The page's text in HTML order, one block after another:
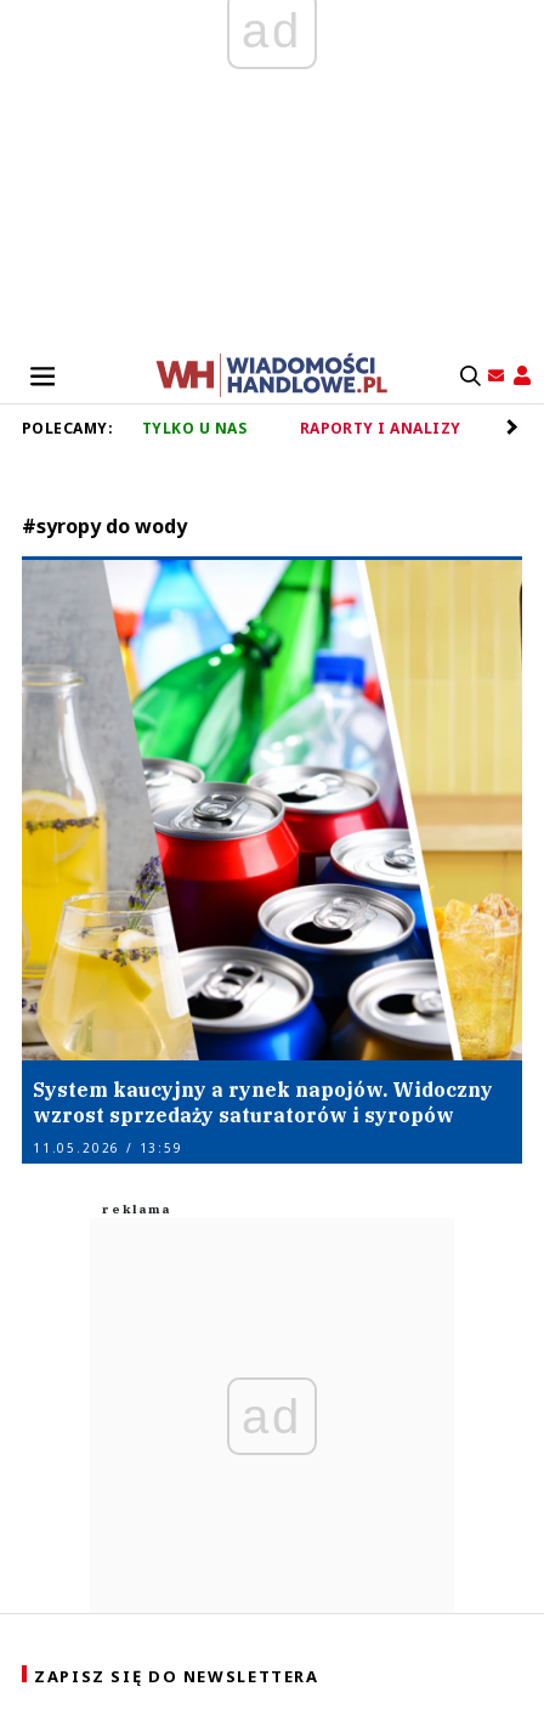
ad
POLECAMY: TYLKO U NAS RAPORTY I ANALIZY
#syropy do wody
System kaucyjny a rynek napojów. Widoczny
wzrost sprzedaży saturatorów i syropów
11.05.2026 / 13:59
ad
ZAPISZ SIĘ DO NEWSLETTERA